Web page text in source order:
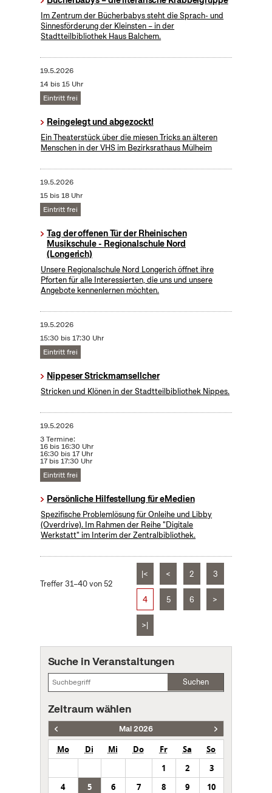
Im Zentrum der Bücherbabys steht die Sprach- und
Sinnesförderung der Kleinsten – in der
Stadtteilbibliothek Haus Balchem.
19.5.2026
14 bis 15 Uhr
Eintritt frei
Reingelegt und abgezockt!
Ein Theaterstück über die miesen Tricks an älteren
Menschen in der VHS im Bezirksrathaus Mülheim
19.5.2026
15 bis 18 Uhr
Eintritt frei
Tag der offenen Tür der Rheinischen
Musikschule - Regionalschule Nord
(Longerich)
Unsere Regionalschule Nord Longerich öffnet ihre
Pforten für alle Interessierten, die uns und unsere
Angebote kennenlernen möchten.
19.5.2026
15:30 bis 17:30 Uhr
Eintritt frei
Nippeser Strickmamsellcher
Stricken und Klönen in der Stadtteilbibliothek Nippes.
19.5.2026
3 Termine:
16 bis 16:30 Uhr
16:30 bis 17 Uhr
17 bis 17:30 Uhr
Eintritt frei
Persönliche Hilfestellung für eMedien
Spezifische Problemlösung für Onleihe und Libby
(Overdrive). Im Rahmen der Reihe "Digitale
Werkstatt" im Interim der Zentralbibliothek​.
Treffer 31–40 von 52
|< < 2 3
4 5 6 >
>|
Suche in Veranstaltungen
Suchen
Zeitraum wählen
Mai 2026
Mo Di Mi Do Fr Sa
So
1
2
3
4
5 6 7 8 9
10